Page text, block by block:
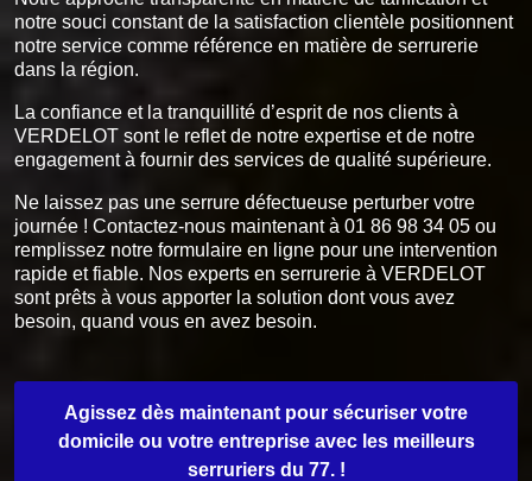
notre souci constant de la satisfaction clientèle positionnent
notre service comme référence en matière de serrurerie
dans la région.
La confiance et la tranquillité d’esprit de nos clients à
VERDELOT sont le reflet de notre expertise et de notre
engagement à fournir des services de qualité supérieure.
Ne laissez pas une serrure défectueuse perturber votre
journée ! Contactez-nous maintenant à 01 86 98 34 05 ou
remplissez notre formulaire en ligne pour une intervention
rapide et fiable. Nos experts en serrurerie à VERDELOT
sont prêts à vous apporter la solution dont vous avez
besoin, quand vous en avez besoin.
Agissez dès maintenant pour sécuriser votre
domicile ou votre entreprise avec les meilleurs
serruriers du 77. !